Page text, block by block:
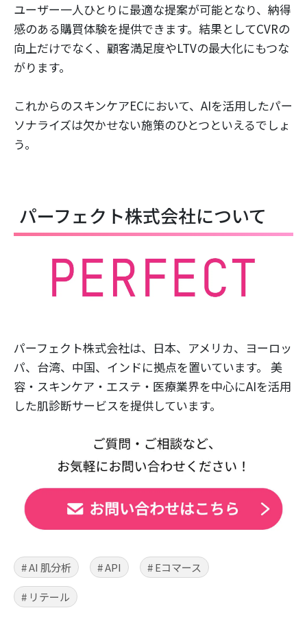
ユーザー一人ひとりに最適な提案が可能となり、納得
感のある購買体験を提供できます。結果としてCVRの
向上だけでなく、顧客満足度やLTVの最大化にもつな
がります。
これからのスキンケアECにおいて、AIを活用したパー
ソナライズは欠かせない施策のひとつといえるでしょ
う。
パーフェクト株式会社について
パーフェクト株式会社は、日本、アメリカ、ヨーロッ
パ、台湾、中国、インドに拠点を置いています。 美
容・スキンケア・エステ・医療業界を中心にAIを活用
した肌診断サービスを提供しています。
# AI 肌分析 # API # Eコマース
# リテール